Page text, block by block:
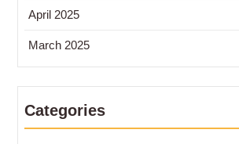
April 2025
March 2025
Categories